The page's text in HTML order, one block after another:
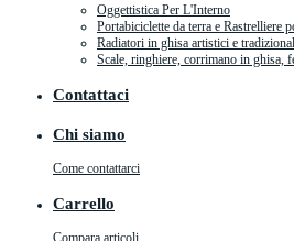
Oggettistica Per L'Interno
Portabiciclette da terra e Rastrelliere
Radiatori in ghisa artistici e
Scale, ringhiere, corrimano in ghisa,
Contattaci
Chi siamo
Come contattarci
Carrello
Compara articoli